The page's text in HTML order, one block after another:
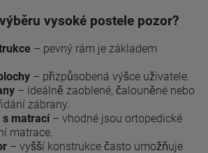
vysoké postele pozor?
– pevný rám je základem
– přizpůsobená výšce uživatele.
– ideálně zaoblené, čalouněné nebo
zábrany.
s matrací– vhodné jsou ortopedické
matrace.
– vyšší konstrukce často umožňuje